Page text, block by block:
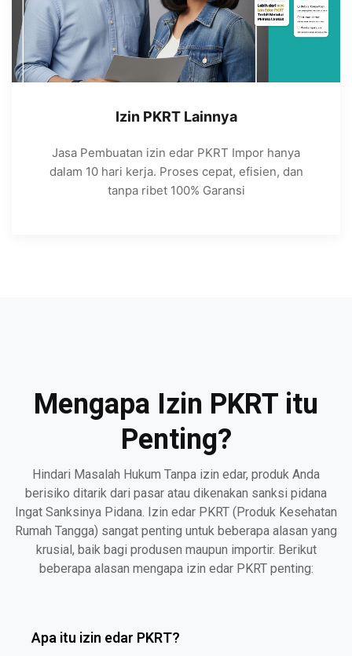
Izin PKRT Lainnya
Jasa Pembuatan izin edar PKRT Impor hanya
dalam 10 hari kerja. Proses cepat, efisien, dan
tanpa ribet 100% Garansi
Mengapa Izin PKRT itu
Penting?
Hindari Masalah Hukum Tanpa izin edar, produk Anda
berisiko ditarik dari pasar atau dikenakan sanksi pidana
Ingat Sanksinya Pidana. Izin edar PKRT (Produk Kesehatan
Rumah Tangga) sangat penting untuk beberapa alasan yang
krusial, baik bagi produsen maupun importir. Berikut
beberapa alasan mengapa izin edar PKRT penting:
Apa itu izin edar PKRT?